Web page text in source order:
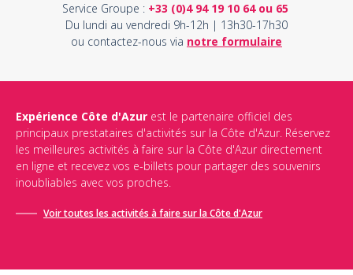
Service Groupe : +33 (0)4 94 19 10 64 ou 65
Du lundi au vendredi 9h-12h | 13h30-17h30
ou contactez-nous via notre formulaire
Expérience Côte d'Azur est le partenaire officiel des
principaux prestataires d'activités sur la Côte d'Azur. Réservez
les meilleures activités à faire sur la Côte d'Azur directement
en ligne et recevez vos e-billets pour partager des souvenirs
inoubliables avec vos proches.
Voir toutes les activités à faire sur la Côte d'Azur